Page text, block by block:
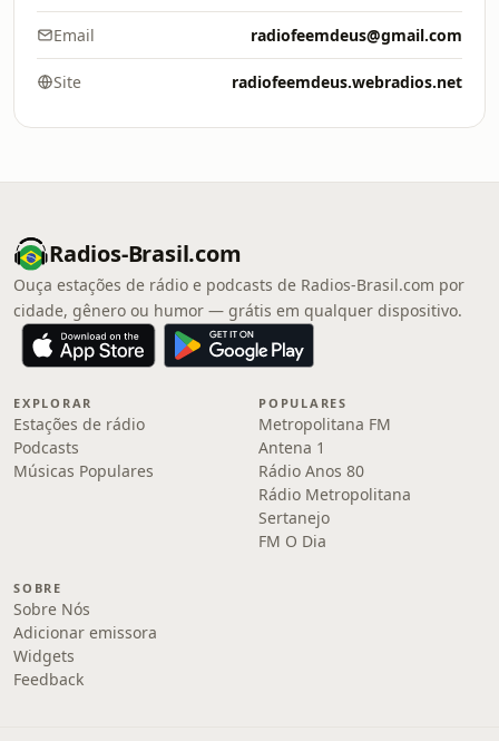
Email radiofeemdeus@gmail.com
Site radiofeemdeus.webradios.net
Radios-Brasil.com
Ouça estações de rádio e podcasts de Radios-Brasil.com por
cidade, gênero ou humor — grátis em qualquer dispositivo.
EXPLORAR
Estações de rádio
Podcasts
Músicas Populares
POPULARES
Metropolitana FM
Antena 1
Rádio Anos 80
Rádio Metropolitana
Sertanejo
FM O Dia
SOBRE
Sobre Nós
Adicionar emissora
Widgets
Feedback